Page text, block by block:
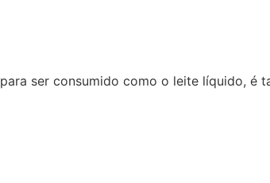
ser consumido como o leite líquido, é